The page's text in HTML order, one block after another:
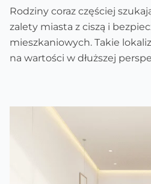
Rodziny coraz częściej
zalety miasta z ciszą i
mieszkaniowych. Takie
na wartości w dłuższej